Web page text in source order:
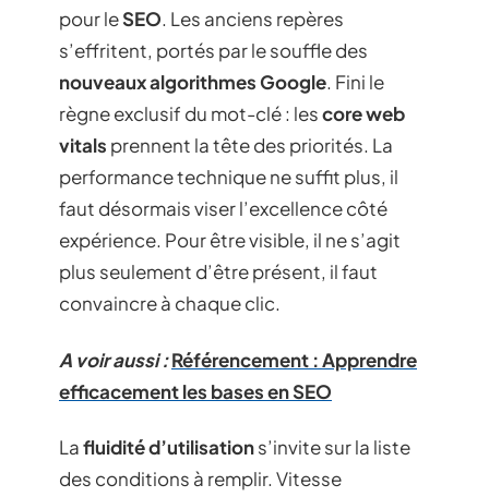
pour leSEO. Les anciens repères
s’effritent, portés par le souffle des
nouveaux algorithmes Google. Fini le
règne exclusif du mot-clé : lescore web
vitals prennent la tête des priorités. La
performance technique ne suffit plus, il
faut désormais viser l’excellence côté
expérience. Pour être visible, il ne s’agit
plus seulement d’être présent, il faut
convaincre à chaque clic.
A voir aussi :Référencement : Apprendre
efficacement les bases en SEO
Lafluidité d’utilisations’invite sur la liste
des conditions à remplir. Vitesse